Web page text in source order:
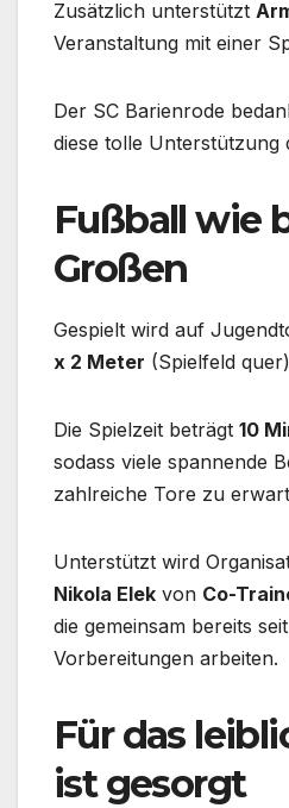
Zusätzlich unterstützt
Veranstaltung mit einer
Der SC Barienrode
diese tolle Unterstützung
Fußball wie
Großen
Gespielt wird auf
x 2 Meter (Spielfeld
Die Spielzeit beträgt 10
sodass viele spannende
zahlreiche Tore zu
Unterstützt wird
Nikola Elek von Co-
die gemeinsam bereits
Vorbereitungen arbeiten.
Für das
ist gesorgt